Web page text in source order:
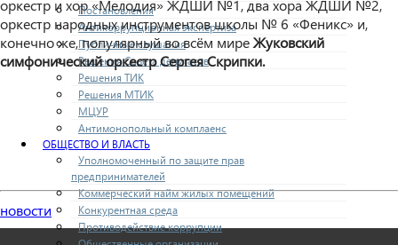
Постановления
Антикоррупционная экспертиза
Публичные слушания
Решения Совета депутатов
Решения ТИК
Решения МТИК
МЦУР
Антимонопольный комплаенс
ОБЩЕСТВО И ВЛАСТЬ
Уполномоченный по защите прав
предпринимателей
Коммерческий найм жилых помещений
Конкурентная среда
Противодействие коррупции
оркестр и хор «Мелодия» ЖДШИ №1, два хора ЖДШИ №2,
оркестр народных инструментов школы № 6 «Феникс» и,
конечно же, популярный во всём миреЖуковский
симфонический оркестр Сергея Скрипки.
новости